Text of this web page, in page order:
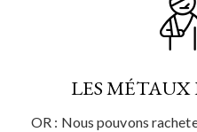
LES
OR : Nous pouvons